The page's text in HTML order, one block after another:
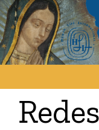
Skip
to
content
Inicio